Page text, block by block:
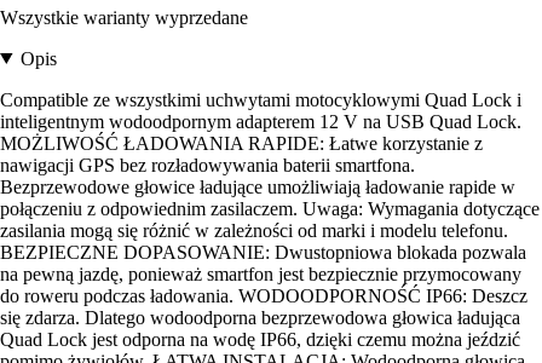
Wszystkie warianty wyprzedane
Opis
Compatible ze wszystkimi uchwytami motocyklowymi Quad Lock i
inteligentnym wodoodpornym adapterem 12 V na USB Quad Lock.
MOŻLIWOŚĆ ŁADOWANIA RAPIDE: Łatwe korzystanie z
nawigacji GPS bez rozładowywania baterii smartfona.
Bezprzewodowe głowice ładujące umożliwiają ładowanie rapide w
połączeniu z odpowiednim zasilaczem. Uwaga: Wymagania dotyczące
zasilania mogą się różnić w zależności od marki i modelu telefonu.
BEZPIECZNE DOPASOWANIE: Dwustopniowa blokada pozwala
na pewną jazdę, ponieważ smartfon jest bezpiecznie przymocowany
do roweru podczas ładowania. WODOODPORNOŚĆ IP66: Deszcz
się zdarza. Dlatego wodoodporna bezprzewodowa głowica ładująca
Quad Lock jest odporna na wodę IP66, dzięki czemu można jeździć